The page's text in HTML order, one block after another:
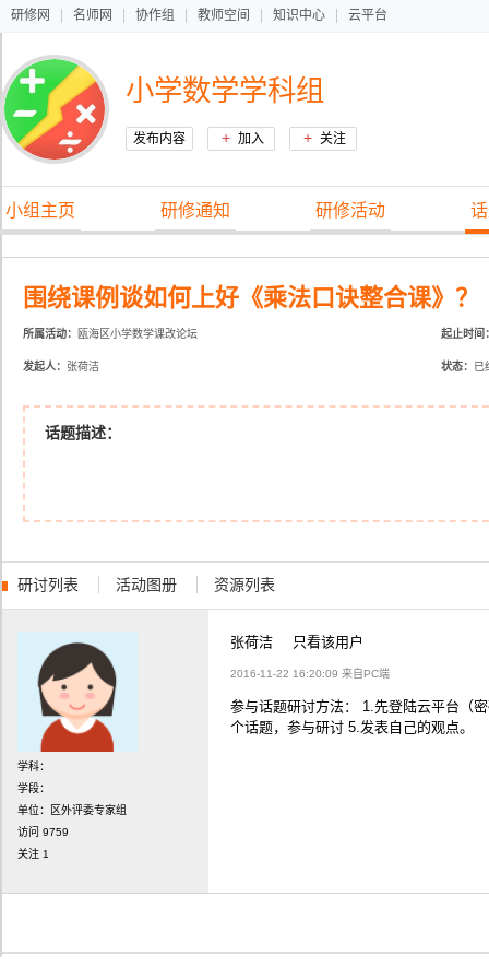
研修网 名师网 协作组 教师空间 知识中心 云平台
小学数学学科组
发布内容 + 加入 + 关注
小组主页 研修通知 研修活动
围绕课例谈如何上好《乘法口诀整合课》？
所属活动： 瓯海区小学数学课改论坛 起止时间
发起人： 张荷洁 状态： 已
话题描述：
研讨列表 活动图册 资源列表
学科：
学段：
单位：区外评委专家组
访问 9759
关注 1
张荷洁 只看该用户
2016-11-22 16:20:09 来自PC端
参与话题研讨方法： 1.先登陆云平台（
个话题，参与研讨 5.发表自己的观点。
字体
字号